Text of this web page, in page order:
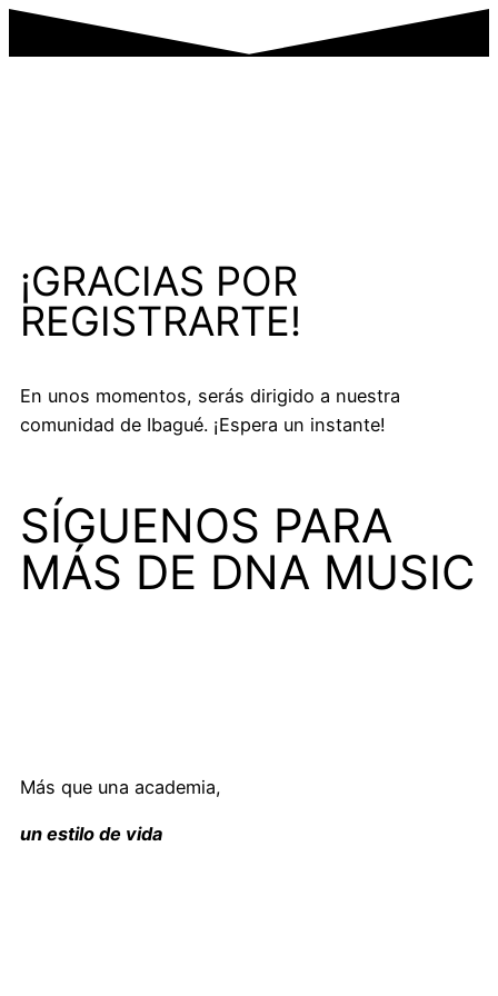
¡GRACIAS POR
REGISTRARTE!
En unos momentos, serás dirigido a nuestra
comunidad de Ibagué. ¡Espera un instante!
SÍGUENOS PARA
MÁS DE DNA MUSIC
Más que una academia,
un estilo de vida